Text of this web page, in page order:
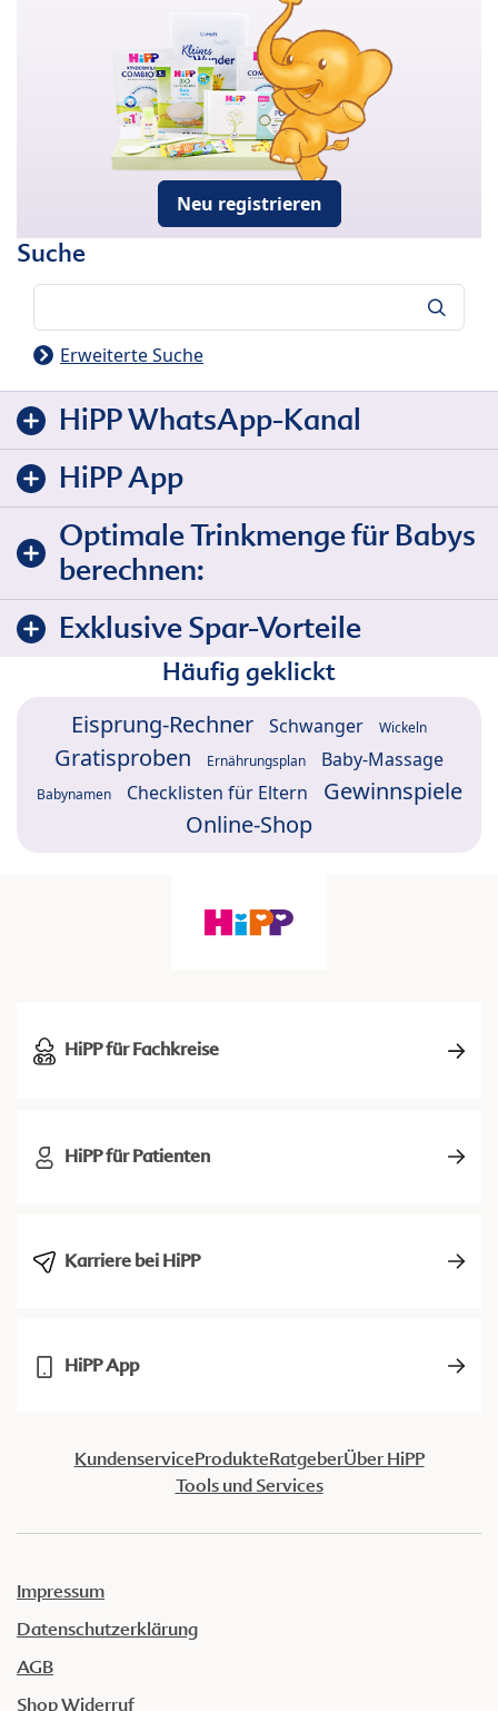
Neu registrieren
Suche
Erweiterte Suche
HiPP WhatsApp-Kanal
HiPP App
Optimale Trinkmenge für Babys
berechnen:
Exklusive Spar-Vorteile
Häufig geklickt
Eisprung-Rechner Schwanger Wickeln
Gratisproben Ernährungsplan Baby-Massage
Babynamen Checklisten für Eltern
Gewinnspiele
Online-Shop
HiPP für Fachkreise
HiPP für Patienten
Karriere bei HiPP
HiPP App
KundenserviceProdukteRatgeberÜber HiPP
Tools und Services
Impressum
Datenschutzerklärung
AGB
Shop Widerruf